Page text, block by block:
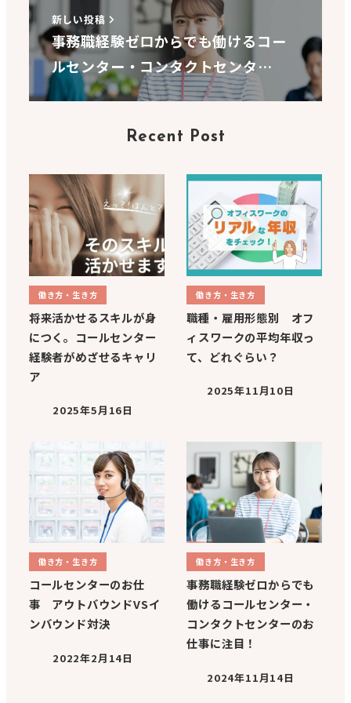
新しい投稿
事務職経験ゼロからでも働けるコー
ルセンター・コンタクトセンタ…
Recent Post
働き方・生き方
将来活かせるスキルが身
につく。コールセンター
経験者がめざせるキャリ
ア
2025年5月16日
働き方・生き方
職種・雇用形態別 オフ
ィスワークの平均年収っ
て、どれぐらい？
2025年11月10日
働き方・生き方
コールセンターのお仕
事 アウトバウンドVSイ
ンバウンド対決
2022年2月14日
働き方・生き方
事務職経験ゼロからでも
働けるコールセンター・
コンタクトセンターのお
仕事に注目！
2024年11月14日